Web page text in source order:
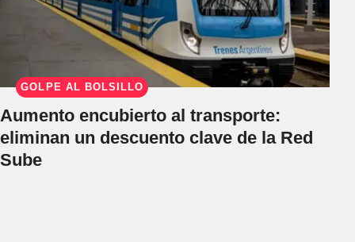
GOLPE AL BOLSILLO
Aumento encubierto al transporte:
eliminan un descuento clave de la Red
Sube